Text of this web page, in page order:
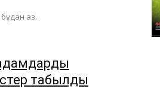
аз.
табылды